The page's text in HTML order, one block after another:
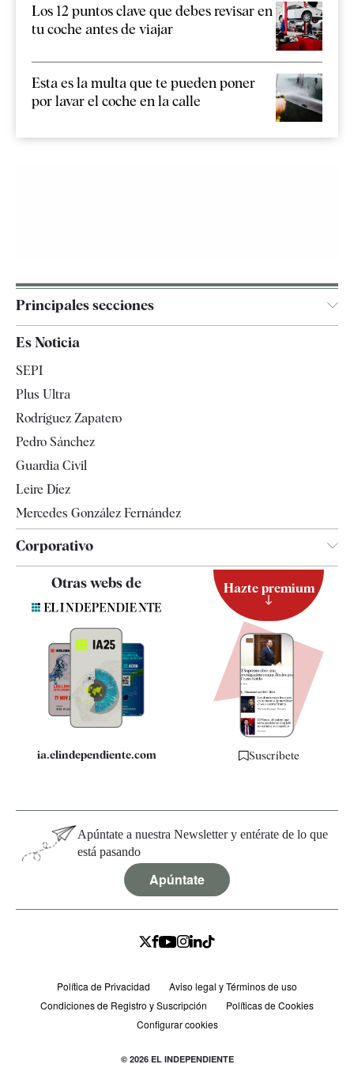
Los 12 puntos clave que debes revisar en
tu coche antes de viajar
Esta es la multa que te pueden poner
por lavar el coche en la calle
Principales secciones
España
Televisión
Es Noticia
SEPI
Plus Ultra
Rodríguez Zapatero
Pedro Sánchez
Guardia Civil
Leire Díez
Mercedes González Fernández
Corporativo
Contacto
Quiénes somos
Especificaciones
Otras webs de
ia.elindependiente.com
Hazte premium
Suscríbete
Apúntate a nuestra Newsletter y entérate de lo que
está pasando
Apúntate
Política de Privacidad
Aviso legal y Términos de uso
Condiciones de Registro y Suscripción
Políticas de Cookies
Configurar cookies
© 2026 EL INDEPENDIENTE